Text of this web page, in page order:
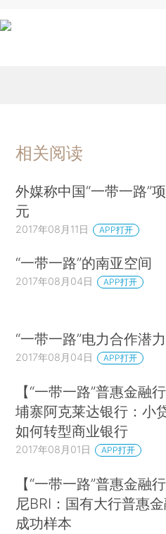
相关阅读
外媒称中国“一带一路”
元
2017年08月11日 APP打开
“一带一路”的南亚空间
2017年08月04日 APP打开
“一带一路”电力合作潜
2017年08月04日 APP打开
【“一带一路”普惠金融
埔寨阿克莱达银行：小
如何转型商业银行
2017年08月01日 APP打开
【“一带一路”普惠金融
尼BRI：国有大行普惠
成功样本